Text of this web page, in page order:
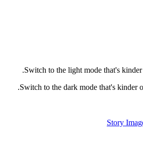
Switch to the light mode that's
Switch to the dark mode that's kinder
Story